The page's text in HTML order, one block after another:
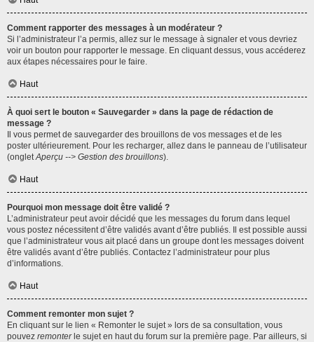
Comment rapporter des messages à un modérateur ?
Si l’administrateur l’a permis, allez sur le message à signaler et vous devriez
voir un bouton pour rapporter le message. En cliquant dessus, vous accéderez
aux étapes nécessaires pour le faire.
Haut
À quoi sert le bouton « Sauvegarder » dans la page de rédaction de
message ?
Il vous permet de sauvegarder des brouillons de vos messages et de les
poster ultérieurement. Pour les recharger, allez dans le panneau de l’utilisateur
(ongletAperçu --> Gestion des brouillons).
Haut
Pourquoi mon message doit être validé ?
L’administrateur peut avoir décidé que les messages du forum dans lequel
vous postez nécessitent d’être validés avant d’être publiés. Il est possible aussi
que l’administrateur vous ait placé dans un groupe dont les messages doivent
être validés avant d’être publiés. Contactez l’administrateur pour plus
d’informations.
Haut
Comment remonter mon sujet ?
En cliquant sur le lien « Remonter le sujet » lors de sa consultation, vous
pouvez remonterle sujet en haut du forum sur la première page. Par ailleurs, si